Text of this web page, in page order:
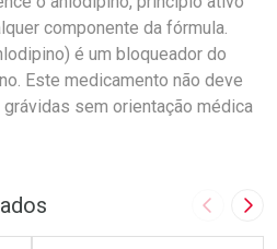
componente da fórmula.
é um bloqueador do
Este medicamento não deve
sem orientação médica
Imagem